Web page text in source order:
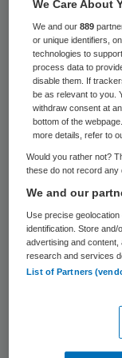
Het
Rijk steken
Gelders
ouderen en
te gaan.
Partners in
gaan
eerder en
van leven
We Care About
We and our889
or unique identifiers,
technologies to
process data to
disable them. If
be as relevant to you.
withdraw consent at
bottom of the
more details, refer to
Would you rather not?
these do not record any
We and our
Use precise
identification. Store
advertising and
research and services
List of Partners